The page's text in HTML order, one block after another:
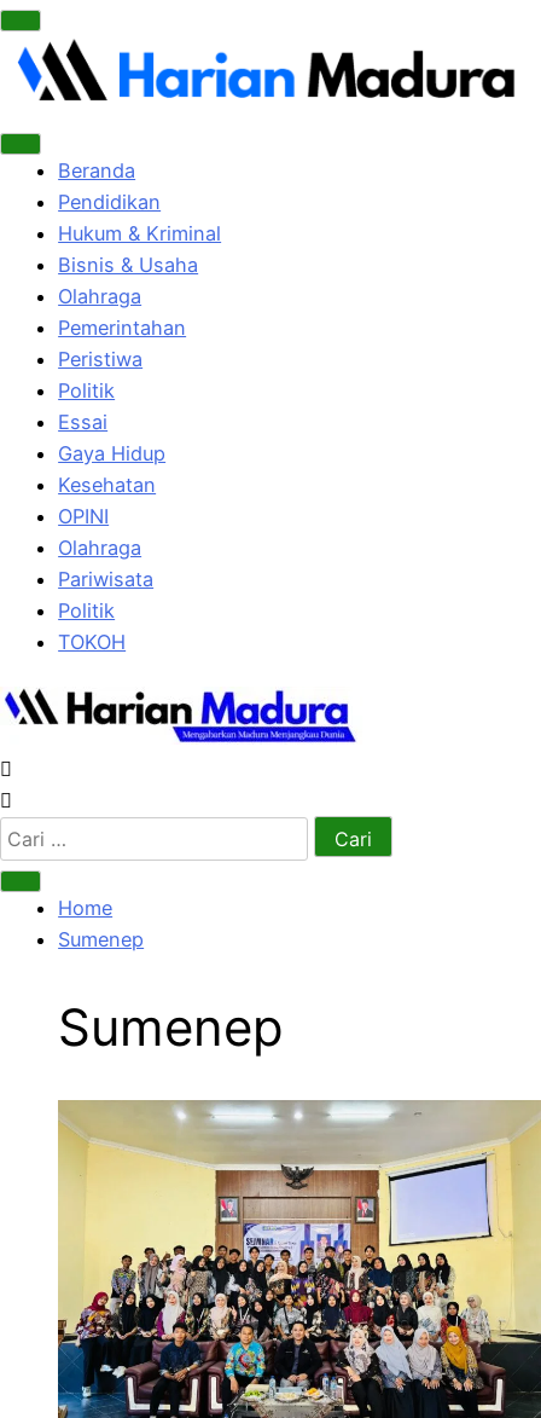
Beranda
Pendidikan
Hukum & Kriminal
Bisnis & Usaha
Olahraga
Pemerintahan
Peristiwa
Politik
Essai
Gaya Hidup
Kesehatan
OPINI
Olahraga
Pariwisata
Politik
TOKOH
Cari
untuk:
Home
Sumenep
Sumenep